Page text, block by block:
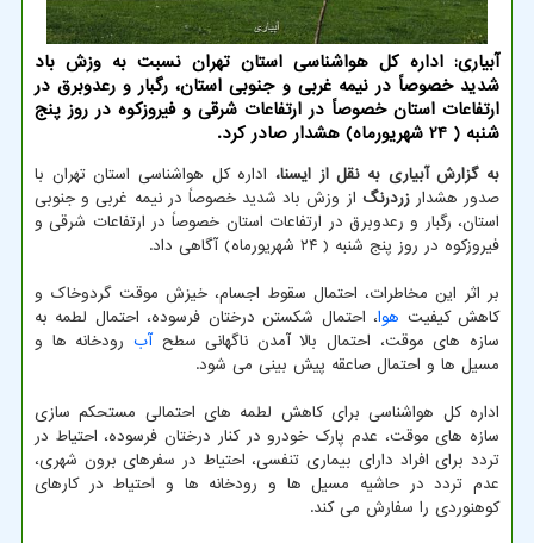
آبیاری: اداره کل هواشناسی استان تهران نسبت به وزش باد
شدید خصوصاً در نیمه غربی و جنوبی استان، رگبار و رعدوبرق در
ارتفاعات استان خصوصاً در ارتفاعات شرقی و فیروزکوه در روز پنج
شنبه ( 24 شهریورماه) هشدار صادر کرد.
به گزارش آبیاری به نقل از ایسنا، اداره کل هواشناسی استان تهران با
صدور هشدارزردرنگ از وزش باد شدید خصوصاً در نیمه غربی و جنوبی
استان، رگبار و رعدوبرق در ارتفاعات استان خصوصاً در ارتفاعات شرقی و
فیروزکوه در روز پنج شنبه ( ۲۴ شهریورماه) آگاهی داد.
بر اثر این مخاطرات، احتمال سقوط اجسام، خیزش موقت گردوخاک و
کاهش کیفیت هوا، احتمال شکستن درختان فرسوده، احتمال لطمه به
سازه های موقت، احتمال بالا آمدن ناگهانی سطحآب رودخانه ها و
مسیل ها و احتمال صاعقه پیش بینی می شود.
اداره کل هواشناسی برای کاهش لطمه های احتمالی مستحکم سازی
سازه های موقت، عدم پارک خودرو در کنار درختان فرسوده، احتیاط در
تردد برای افراد دارای بیماری تنفسی، احتیاط در سفرهای برون شهری،
عدم تردد در حاشیه مسیل ها و رودخانه ها و احتیاط در کارهای
کوهنوردی را سفارش می کند.